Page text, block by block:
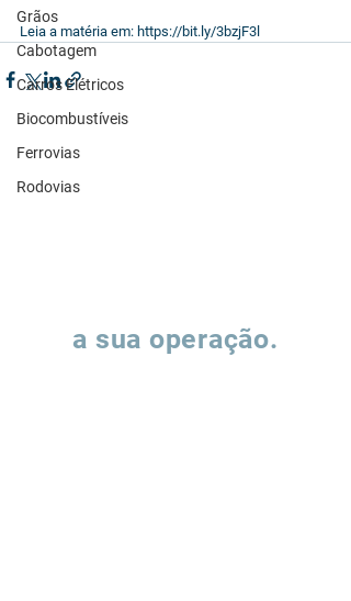
Grãos
Cabotagem
Carros Elétricos
Biocombustíveis
Ferrovias
Rodovias
Leia a matéria em: https://bit.ly/3bzjF3l
a sua operação.